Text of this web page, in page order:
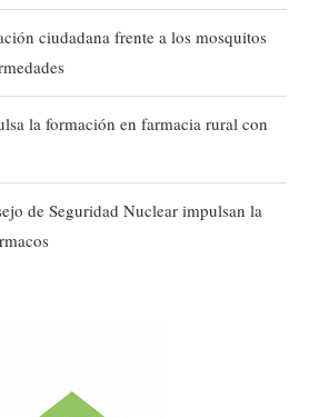
ciudadana frente a los mosquitos
la formación en farmacia rural con
de Seguridad Nuclear impulsan la